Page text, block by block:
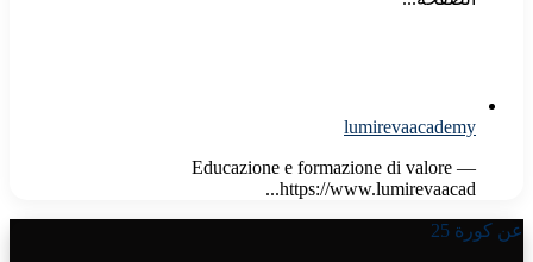
lumirevaacademy
Educazione e formazione di valore —
https://www.lumirevaacad...
عن كورة 25